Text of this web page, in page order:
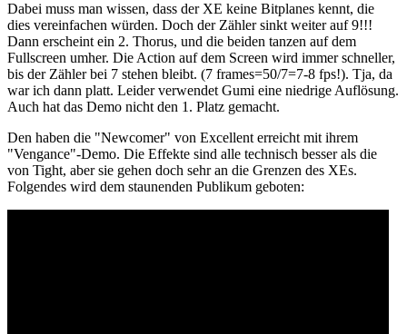
Dabei muss man wissen, dass der XE keine Bitplanes kennt, die
dies vereinfachen würden. Doch der Zähler sinkt weiter auf 9!!!
Dann erscheint ein 2. Thorus, und die beiden tanzen auf dem
Fullscreen umher. Die Action auf dem Screen wird immer schneller,
bis der Zähler bei 7 stehen bleibt. (7 frames=50/7=7-8 fps!). Tja, da
war ich dann platt. Leider verwendet Gumi eine niedrige Auflösung.
Auch hat das Demo nicht den 1. Platz gemacht.
Den haben die "Newcomer" von Excellent erreicht mit ihrem
"Vengance"-Demo. Die Effekte sind alle technisch besser als die
von Tight, aber sie gehen doch sehr an die Grenzen des XEs.
Folgendes wird dem staunenden Publikum geboten: